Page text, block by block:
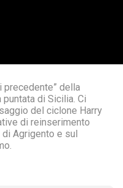
precedente” della
di Sicilia. Ci
del ciclone Harry
di reinserimento
Agrigento e sul